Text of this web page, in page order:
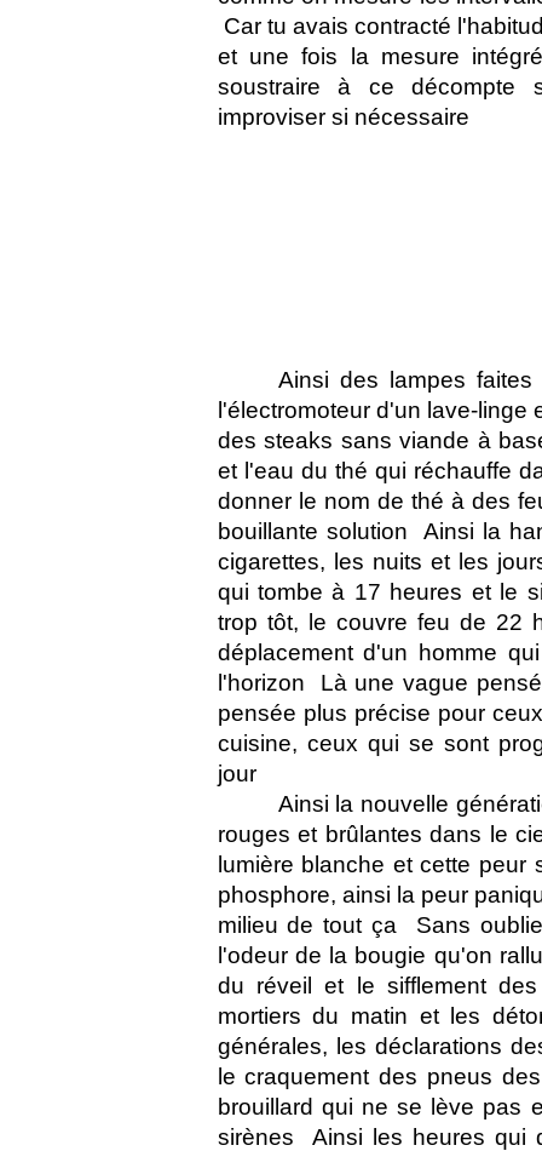
 Car tu avais contracté
et une fois la mesure
soustraire à ce décompte
improviser si nécessaire 
Ainsi des lampes
l'électromoteur d'un lave-linge
des steaks sans viande à
et l'eau du thé qui réchauffe
donner le nom de thé à des
bouillante solution  Ainsi la
cigarettes, les nuits et les
qui tombe à 17 heures et le
trop tôt, le couvre feu de 22
déplacement d'un homme
l'horizon  Là une vague
pensée plus précise pour
cuisine, ceux qui se sont
jour 
Ainsi la nouvelle
rouges et brûlantes dans le
lumière blanche et cette peur
phosphore, ainsi la peur
milieu de tout ça  Sans
l'odeur de la bougie qu'on
du réveil et le sifflement
mortiers du matin et les
générales, les déclarations
le craquement des pneus
brouillard qui ne se lève pas
sirènes  Ainsi les heures